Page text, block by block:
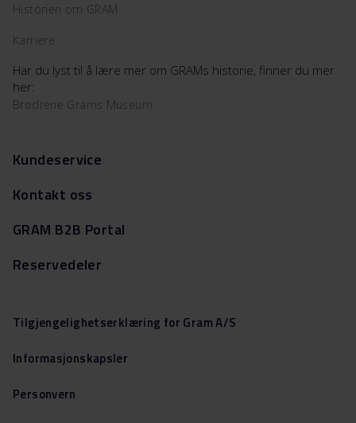
Historien om GRAM
Karriere
Har du lyst til å lære mer om GRAMs historie, finner du mer
her:
Brødrene Grams Museum
Kundeservice
Kontakt oss
GRAM B2B Portal
Reservedeler
Tilgjengelighetserklæring for Gram A/S
Informasjonskapsler
Personvern